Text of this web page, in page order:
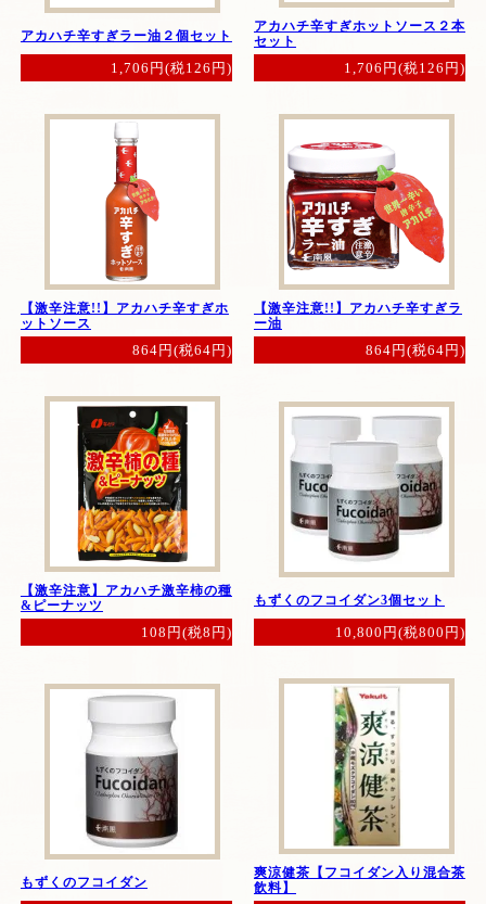
アカハチ辛すぎラー油２個セット
1,706円(税126円)
アカハチ辛すぎホットソース２本
セット
1,706円(税126円)
【激辛注意!!】アカハチ辛すぎホ
ットソース
864円(税64円)
【激辛注意!!】アカハチ辛すぎラ
ー油
864円(税64円)
【激辛注意】アカハチ激辛柿の種
&ピーナッツ
108円(税8円)
もずくのフコイダン3個セット
10,800円(税800円)
もずくのフコイダン
爽涼健茶【フコイダン入り混合茶
飲料】